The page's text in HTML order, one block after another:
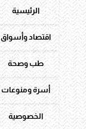
الرئيسية
اقتصاد وأسواق
طب وصحة
أسرة ومنوعات
الخصوصية